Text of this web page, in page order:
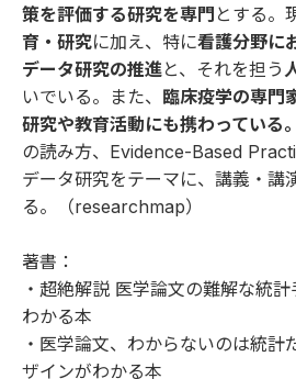
策を評価する研究を専門 とする。
育・研究に加え、特に看護分野に
データ研究の推進と、それを担う
いでいる。また、 臨床疫学の専門
研究や教育活動にも携わっている。
の読み方、Evidence-Based
データ研究をテーマに、講義・講
る。（researchmap）
著書：
・ 超絶解説 医学論文の難解な統
わかる本
・ 医学論文、わからないのは統計
ザインがわかる本